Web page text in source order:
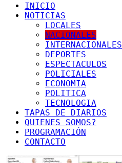
INICIO
NOTICIAS
LOCALES
NACIONALES
INTERNACIONALES
DEPORTES
ESPECTACULOS
POLICIALES
ECONOMIA
POLITICA
TECNOLOGIA
TAPAS DE DIARIOS
QUIENES SOMOS?
PROGRAMACIÓN
CONTACTO